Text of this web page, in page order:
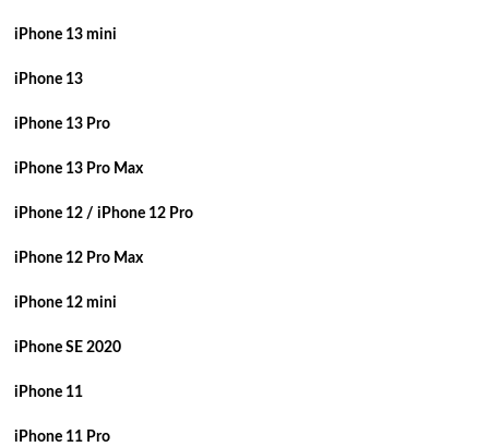
iPhone 13 mini
iPhone 13
iPhone 13 Pro
iPhone 13 Pro Max
iPhone 12 / iPhone 12 Pro
iPhone 12 Pro Max
iPhone 12 mini
iPhone SE 2020
iPhone 11
iPhone 11 Pro